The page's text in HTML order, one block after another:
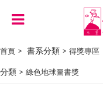
首頁 > 書系分類 > 得獎專區
分類 > 綠色地球圖書獎